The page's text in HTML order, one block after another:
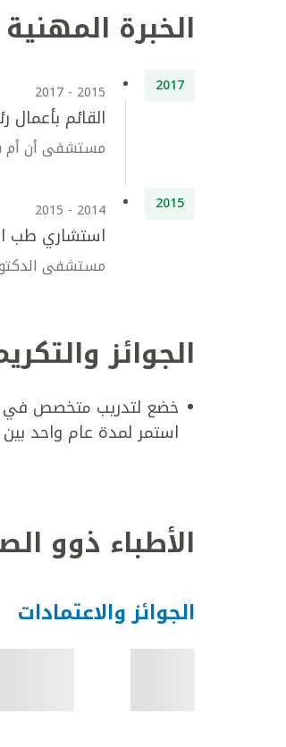
الخبرة المهنية
2017
2015 - 2017
القائم
مستشفى أن أم
2015
2014 - 2015
استشاري طب
مستشفى الدكتور
الجوائز
خضع لتدريب متخصص في
استمر لمدة عام واحد بين عامي
الأطباء ذوو
الجوائز والاعتمادات